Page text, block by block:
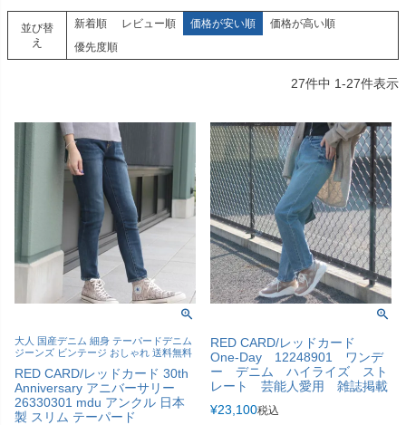
並び替
え
新着順 レビュー順 価格が安い順
価格が高い順
優先度順
27件中 1-27件表示
大人 国産デニム 細身 テーパードデニム
ジーンズ ビンテージ おしゃれ 送料無料
RED CARD/レッドカード 30th
Anniversary アニバーサリー
26330301 mdu アンクル 日本
製 スリム テーパード
RED CARD/レッドカード
One-Day 12248901 ワンデ
ー デニム ハイライズ スト
レート 芸能人愛用 雑誌掲載
¥23,100税込